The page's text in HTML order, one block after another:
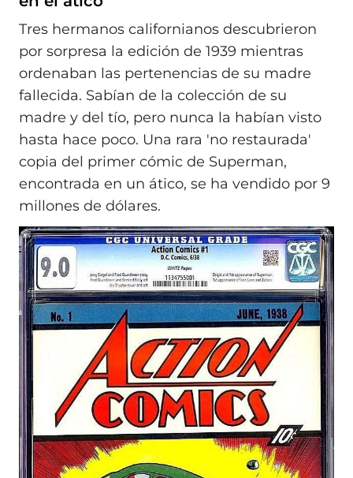
Tres hermanos californianos descubrieron
por sorpresa la edición de 1939 mientras
ordenaban las pertenencias de su madre
fallecida. Sabían de la colección de su
madre y del tío, pero nunca la habían visto
hasta hace poco. Una rara 'no restaurada'
copia del primer cómic de Superman,
encontrada en un ático, se ha vendido por 9
millones de dólares.